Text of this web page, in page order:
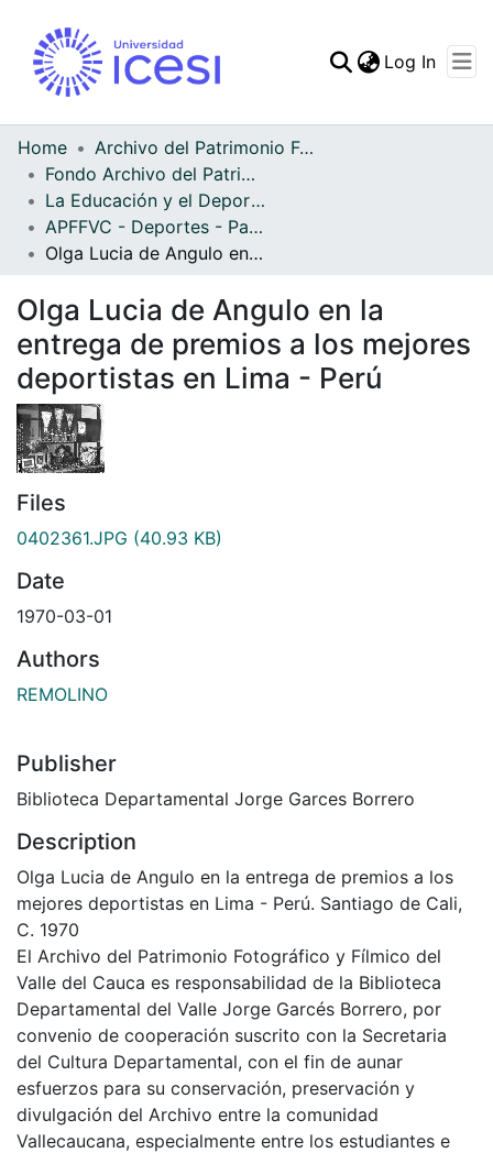
Log In
Home
Archivo del Patrimonio Fotográfico y Fílmico del Valle del Cauca
Fondo Archivo del Patrimonio Fotográfico y Fílmico del Valle del Cauca
La Educación y el Deporte
APFFVC - Deportes - Patrimonial
Olga Lucia de Angulo en la entrega de premios a los mejores deportistas en Lima - Perú
Olga Lucia de Angulo en la
entrega de premios a los mejores
deportistas en Lima - Perú
Files
0402361.JPG (40.93 KB)
Date
1970-03-01
Authors
REMOLINO
Publisher
Biblioteca Departamental Jorge Garces Borrero
Description
Olga Lucia de Angulo en la entrega de premios a los
mejores deportistas en Lima - Perú. Santiago de Cali,
C. 1970
El Archivo del Patrimonio Fotográfico y Fílmico del
Valle del Cauca es responsabilidad de la Biblioteca
Departamental del Valle Jorge Garcés Borrero, por
convenio de cooperación suscrito con la Secretaria
del Cultura Departamental, con el fin de aunar
esfuerzos para su conservación, preservación y
divulgación del Archivo entre la comunidad
Vallecaucana, especialmente entre los estudiantes e